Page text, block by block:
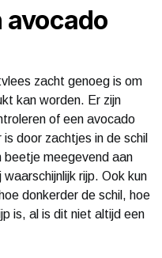
avocado
zacht genoeg is om
kan worden. Er zijn
of een avocado
door zachtjes in de schil
beetje meegevend aan
rijp. Ook kun
donkerder de schil, hoe
is, al is dit niet altijd een